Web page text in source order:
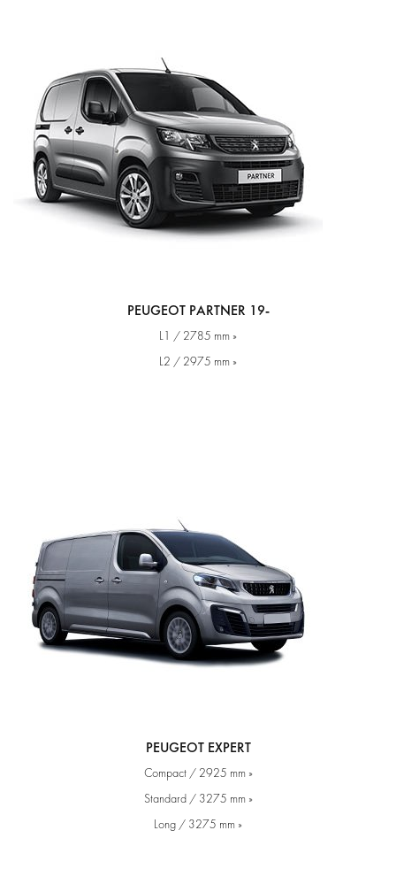
PEUGEOT PARTNER 19-
L1 / 2785 mm »
L2 / 2975 mm »
PEUGEOT EXPERT
Compact / 2925 mm »
Standard / 3275 mm »
Long / 3275 mm »